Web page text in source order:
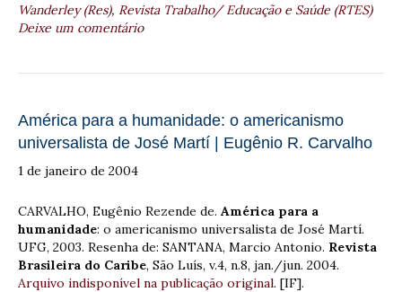
Wanderley (Res), Revista Trabalho/ Educação e Saúde (RTES)
Deixe um comentário
América para a humanidade: o americanismo
universalista de José Martí | Eugênio R. Carvalho
1 de janeiro de 2004
CARVALHO, Eugênio Rezende de. América para a
humanidade: o americanismo universalista de José Martí.
UFG, 2003. Resenha de: SANTANA, Marcio Antonio. Revista
Brasileira do Caribe, São Luís, v.4, n.8, jan./jun. 2004.
Arquivo indisponível na publicação original. [IF].